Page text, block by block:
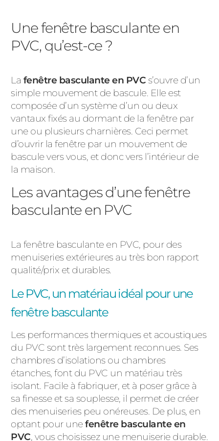
Une fenêtre basculante en
PVC, qu’est-ce ?
La fenêtre basculante en PVC s’ouvre d’un
simple mouvement de bascule. Elle est
composée d’un système d’un ou deux
vantaux fixés au dormant de la fenêtre par
une ou plusieurs charnières. Ceci permet
d’ouvrir la fenêtre par un mouvement de
bascule vers vous, et donc vers l’intérieur de
la maison.
Les avantages d’une fenêtre
basculante en PVC
La fenêtre basculante en PVC, pour des
menuiseries extérieures au très bon rapport
qualité/prix et durables.
Le PVC, un matériau idéal pour une
fenêtre basculante
Les performances thermiques et acoustiques
du PVC sont très largement reconnues. Ses
chambres d’isolations ou chambres
étanches, font du PVC un matériau très
isolant. Facile à fabriquer, et à poser grâce à
sa finesse et sa souplesse, il permet de créer
des menuiseries peu onéreuses. De plus, en
optant pour unefenêtre basculante en
PVC, vous choisissez une menuiserie durable.